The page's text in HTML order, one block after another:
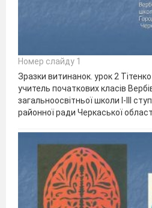
Номер слайду 1
Зразки витинанок. урок 2
учитель початкових класів
загальноосвітньої школи І-ІІІ
районної ради Черкаської